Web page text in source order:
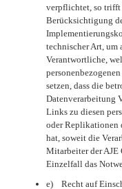
verpflichtet, so trifft
Berücksichtigung
technischer Art, um
Verantwortliche,
setzen, dass die
Datenverarbeitung
Links zu diesen
oder Replikationen
hat, soweit die
Mitarbeiter der
Einzelfall das
e) Recht auf